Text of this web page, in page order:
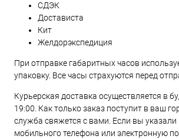
СДЭК
Достависта
Кит
Желдорэкспедиция
При отправке габаритных часов
упаковку. Все часы страхуются перед
Курьерская доставка осуществляется в
19:00. Как только заказ поступит в ваш
служба свяжется с вами. Если вы указали
мобильного телефона или электронную